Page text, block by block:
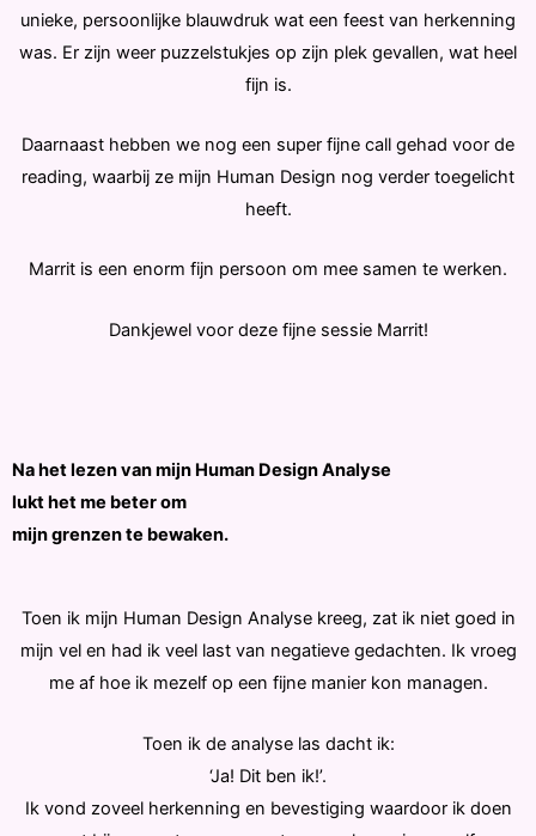
unieke, persoonlijke blauwdruk wat een feest van herkenning
was. Er zijn weer puzzelstukjes op zijn plek gevallen, wat heel
fijn is.
Daarnaast hebben we nog een super fijne call gehad voor de
reading, waarbij ze mijn Human Design nog verder toegelicht
heeft.
Marrit is een enorm fijn persoon om mee samen te werken.
Dankjewel voor deze fijne sessie Marrit!
Na het lezen van mijn Human Design Analyse
lukt het me beter om
mijn grenzen te bewaken.
Toen ik mijn Human Design Analyse kreeg, zat ik niet goed in
mijn vel en had ik veel last van negatieve gedachten. Ik vroeg
me af hoe ik mezelf op een fijne manier kon managen.
Toen ik de analyse las dacht ik:
‘Ja! Dit ben ik!’.
Ik vond zoveel herkenning en bevestiging waardoor ik doen